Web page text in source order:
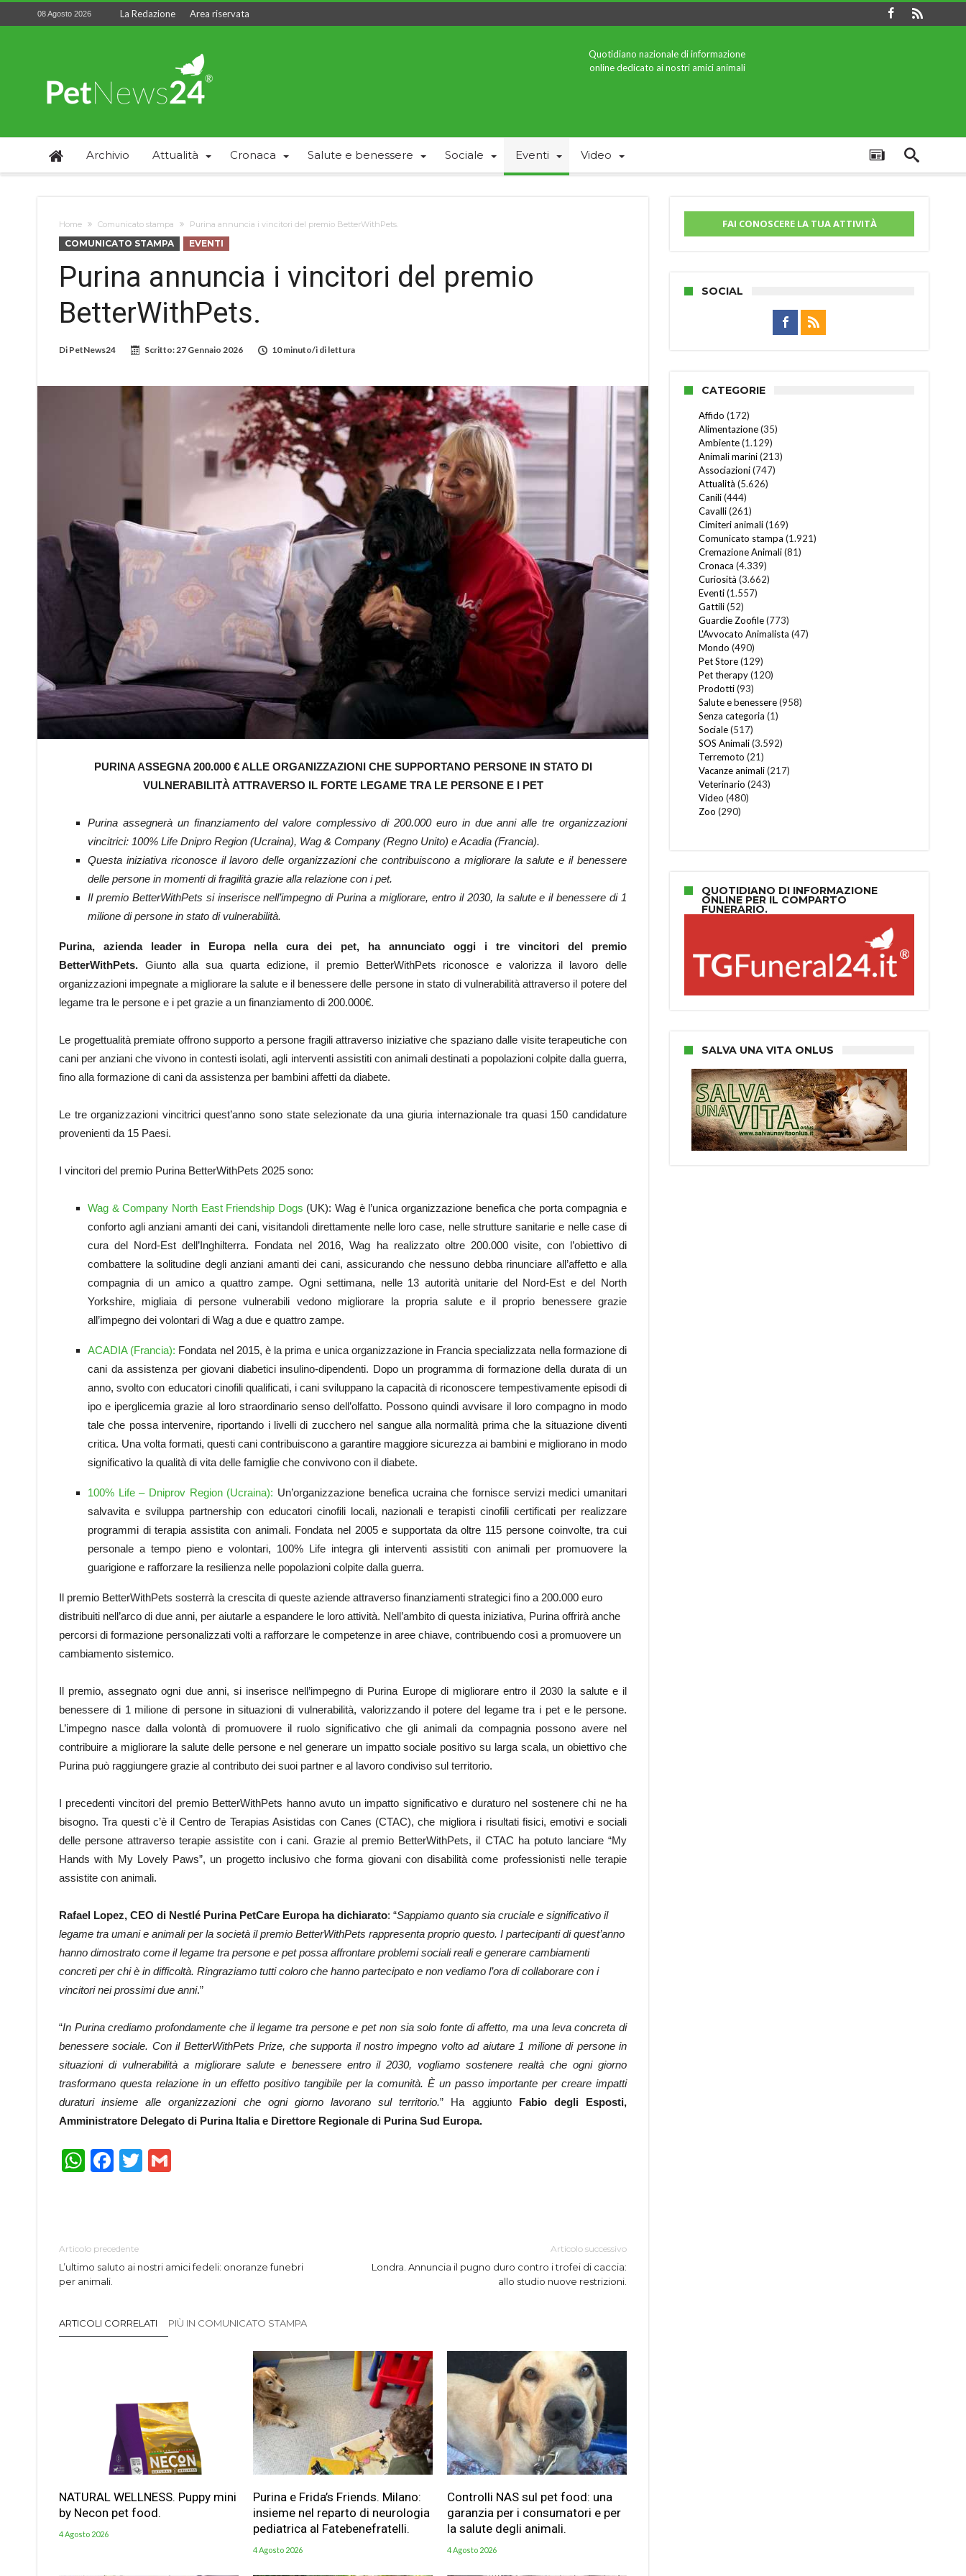
08 Agosto 2026 La Redazione Area riservata
Quotidiano nazionale di informazione
online dedicato ai nostri amici animali
Archivio Attualità Cronaca Salute e benessere Sociale Eventi Video
Home Comunicato stampa Purina annuncia i vincitori del premio BetterWithPets.
COMUNICATO STAMPA EVENTI
Purina annuncia i vincitori del premio
BetterWithPets.
Di PetNews24 Scritto:27 Gennaio 2026 10 minuto/i di lettura
PURINA ASSEGNA 200.000 € ALLE ORGANIZZAZIONI CHE SUPPORTANO PERSONE IN STATO DI
VULNERABILITÀ ATTRAVERSO IL FORTE LEGAME TRA LE PERSONE E I PET
Purina assegnerà un finanziamento del valore complessivo di 200.000 euro in due anni alle tre organizzazioni
vincitrici: 100% Life Dnipro Region (Ucraina), Wag & Company (Regno Unito) e Acadia (Francia).
Questa iniziativa riconosce il lavoro delle organizzazioni che contribuiscono a migliorare la salute e il benessere
delle persone in momenti di fragilità grazie alla relazione con i pet.
Il premio BetterWithPets si inserisce nell’impegno di Purina a migliorare, entro il 2030, la salute e il benessere di 1
milione di persone in stato di vulnerabilità.
Purina, azienda leader in Europa nella cura dei pet, ha annunciato oggi i tre vincitori del premio
BetterWithPets. Giunto alla sua quarta edizione, il premio BetterWithPets riconosce e valorizza il lavoro delle
organizzazioni impegnate a migliorare la salute e il benessere delle persone in stato di vulnerabilità attraverso il potere del
legame tra le persone e i pet grazie a un finanziamento di 200.000€.
Le progettualità premiate offrono supporto a persone fragili attraverso iniziative che spaziano dalle visite terapeutiche con
cani per anziani che vivono in contesti isolati, agli interventi assistiti con animali destinati a popolazioni colpite dalla guerra,
fino alla formazione di cani da assistenza per bambini affetti da diabete.
Le tre organizzazioni vincitrici quest’anno sono state selezionate da una giuria internazionale tra quasi 150 candidature
provenienti da 15 Paesi.
I vincitori del premio Purina BetterWithPets 2025 sono:
Wag & Company North East Friendship Dogs (UK): Wag è l’unica organizzazione benefica che porta compagnia e
conforto agli anziani amanti dei cani, visitandoli direttamente nelle loro case, nelle strutture sanitarie e nelle case di
cura del Nord-Est dell’Inghilterra. Fondata nel 2016, Wag ha realizzato oltre 200.000 visite, con l’obiettivo di
combattere la solitudine degli anziani amanti dei cani, assicurando che nessuno debba rinunciare all’affetto e alla
compagnia di un amico a quattro zampe. Ogni settimana, nelle 13 autorità unitarie del Nord-Est e del North
Yorkshire, migliaia di persone vulnerabili vedono migliorare la propria salute e il proprio benessere grazie
all’impegno dei volontari di Wag a due e quattro zampe.
ACADIA (Francia): Fondata nel 2015, è la prima e unica organizzazione in Francia specializzata nella formazione di
cani da assistenza per giovani diabetici insulino-dipendenti. Dopo un programma di formazione della durata di un
anno, svolto con educatori cinofili qualificati, i cani sviluppano la capacità di riconoscere tempestivamente episodi di
ipo e iperglicemia grazie al loro straordinario senso dell’olfatto. Possono quindi avvisare il loro compagno in modo
tale che possa intervenire, riportando i livelli di zucchero nel sangue alla normalità prima che la situazione diventi
critica. Una volta formati, questi cani contribuiscono a garantire maggiore sicurezza ai bambini e migliorano in modo
significativo la qualità di vita delle famiglie che convivono con il diabete.
100% Life – Dniprov Region (Ucraina): Un’organizzazione benefica ucraina che fornisce servizi medici umanitari
salvavita e sviluppa partnership con educatori cinofili locali, nazionali e terapisti cinofili certificati per realizzare
programmi di terapia assistita con animali. Fondata nel 2005 e supportata da oltre 115 persone coinvolte, tra cui
personale a tempo pieno e volontari, 100% Life integra gli interventi assistiti con animali per promuovere la
guarigione e rafforzare la resilienza nelle popolazioni colpite dalla guerra.
Il premio BetterWithPets sosterrà la crescita di queste aziende attraverso finanziamenti strategici fino a 200.000 euro
distribuiti nell’arco di due anni, per aiutarle a espandere le loro attività. Nell’ambito di questa iniziativa, Purina offrirà anche
percorsi di formazione personalizzati volti a rafforzare le competenze in aree chiave, contribuendo così a promuovere un
cambiamento sistemico.
Il premio, assegnato ogni due anni, si inserisce nell’impegno di Purina Europe di migliorare entro il 2030 la salute e il
benessere di 1 milione di persone in situazioni di vulnerabilità, valorizzando il potere del legame tra i pet e le persone.
L’impegno nasce dalla volontà di promuovere il ruolo significativo che gli animali da compagnia possono avere nel
contribuire a migliorare la salute delle persone e nel generare un impatto sociale positivo su larga scala, un obiettivo che
Purina può raggiungere grazie al contributo dei suoi partner e al lavoro condiviso sul territorio.
I precedenti vincitori del premio BetterWithPets hanno avuto un impatto significativo e duraturo nel sostenere chi ne ha
bisogno. Tra questi c’è il Centro de Terapias Asistidas con Canes (CTAC), che migliora i risultati fisici, emotivi e sociali
delle persone attraverso terapie assistite con i cani. Grazie al premio BetterWithPets, il CTAC ha potuto lanciare “My
Hands with My Lovely Paws”, un progetto inclusivo che forma giovani con disabilità come professionisti nelle terapie
assistite con animali.
Rafael Lopez, CEO di Nestlé Purina PetCare Europa ha dichiarato: “Sappiamo quanto sia cruciale e significativo il
legame tra umani e animali per la società il premio BetterWithPets rappresenta proprio questo. I partecipanti di quest’anno
hanno dimostrato come il legame tra persone e pet possa affrontare problemi sociali reali e generare cambiamenti
concreti per chi è in difficoltà. Ringraziamo tutti coloro che hanno partecipato e non vediamo l’ora di collaborare con i
vincitori nei prossimi due anni.”
“In Purina crediamo profondamente che il legame tra persone e pet non sia solo fonte di affetto, ma una leva concreta di
benessere sociale. Con il BetterWithPets Prize, che supporta il nostro impegno volto ad aiutare 1 milione di persone in
situazioni di vulnerabilità a migliorare salute e benessere entro il 2030, vogliamo sostenere realtà che ogni giorno
trasformano questa relazione in un effetto positivo tangibile per la comunità. È un passo importante per creare impatti
duraturi insieme alle organizzazioni che ogni giorno lavorano sul territorio.” Ha aggiunto
Fabio degli Esposti,
Amministratore Delegato di Purina Italia e Direttore Regionale di Purina Sud Europa.
WhatsApp
Facebook
Twitter
Articolo precedente
L’ultimo saluto ai nostri amici fedeli: onoranze funebri
per animali.
Articolo successivo
Londra. Annuncia il pugno duro contro i trofei di caccia:
allo studio nuove restrizioni.
ARTICOLI CORRELATI PIÙ IN COMUNICATO STAMPA
NATURAL WELLNESS. Puppy mini
by Necon pet food.
4 Agosto 2026
Purina e Frida’s Friends. Milano:
insieme nel reparto di neurologia
pediatrica al Fatebenefratelli.
4 Agosto 2026
Controlli NAS sul pet food: una
garanzia per i consumatori e per
la salute degli animali.
4 Agosto 2026
FAI CONOSCERE LA TUA ATTIVITÀ
SOCIAL
CATEGORIE
Affido (172)
Alimentazione(35)
Ambiente(1.129)
Animali marini(213)
Associazioni(747)
Attualità (5.626)
Canili(444)
Cavalli(261)
Cimiteri animali(169)
Comunicato stampa (1.921)
Cremazione Animali(81)
Cronaca (4.339)
Curiosità (3.662)
Eventi(1.557)
Gattili(52)
Guardie Zoofile(773)
L'Avvocato Animalista (47)
Mondo (490)
Pet Store(129)
Pet therapy(120)
Prodotti(93)
Salute e benessere(958)
Senza categoria (1)
Sociale(517)
SOS Animali(3.592)
Terremoto (21)
Vacanze animali(217)
Veterinario (243)
Video (480)
Zoo (290)
QUOTIDIANO DI INFORMAZIONE
ONLINE PER IL COMPARTO
FUNERARIO.
SALVA UNA VITA ONLUS